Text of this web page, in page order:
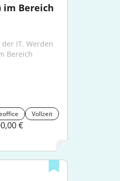
Bereich
IT. Werden
Bereich
Vollzeit
€